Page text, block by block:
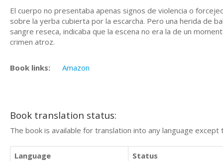
El cuerpo no presentaba apenas signos de violencia o
sobre la yerba cubierta por la escarcha. Pero una herida de
sangre reseca, indicaba que la escena no era la de un
crimen atroz.
Book links: Amazon
Book translation status:
The book is available for translation into any language
Language
Status